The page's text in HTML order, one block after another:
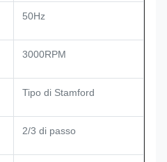
50Hz
3000RPM
Tipo di Stamford
2/3 di passo